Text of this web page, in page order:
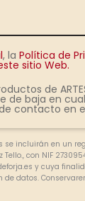
, la Política de
sitio Web.
de
de baja en
contacto en
se incluirán en un
con NIF
y cuya
de datos.